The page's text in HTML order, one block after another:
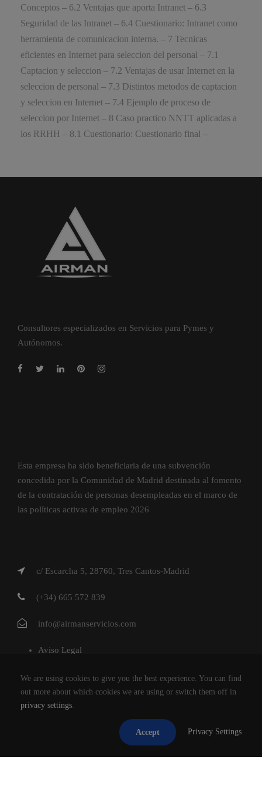
Conceptos – 6.2 Ventajas que aporta Intranet – 6.3
Seguridad de las Intranet – 6.4 Cuestionario: Intranet como
herramienta de comunicacion interna. – 7 Tecnicas
eficientes en Internet para seleccion del personal – 7.1
Captacion y seleccion – 7.2 Ventajas de usar Internet en la
seleccion de personal – 7.3 Distintos metodos de captacion
y seleccion en Internet – 7.4 Ejemplo de proceso de
seleccion por Internet – 8 Caso practico NNTT aplicadas a
los RRHH – 8.1 Cuestionario: Cuestionario final –
Consultores especializados en Servicios para Pymes y
Autónomos.
Esta empresa ha sido beneficiaria de una subvención
concedida por la Comunidad de Madrid destinada al fomento
de la contratación de personas desempleadas en el marco de
las políticas activas de empleo 2026
c/ Escarcha 5, 28760, Tres Cantos-Madrid
(+34) 665 572 839
info@airmanservicios.com
Aviso Legal
Política de Cookies
AIRMAN SERVICIOS DE RESTAURACION S.L.
TODOS LOS DERECHOS RESERVADOS.
We are using cookies to give you the best experience. You can find
out more about which cookies we are using or switch them off in
privacy settings.
Accept Privacy Settings